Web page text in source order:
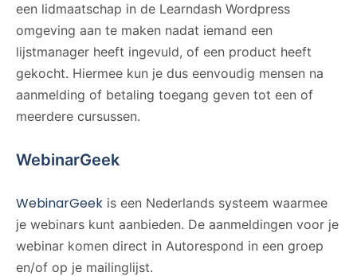
een lidmaatschap in de Learndash Wordpress
omgeving aan te maken nadat iemand een
lijstmanager heeft ingevuld, of een product heeft
gekocht. Hiermee kun je dus eenvoudig mensen na
aanmelding of betaling toegang geven tot een of
meerdere cursussen.
WebinarGeek
WebinarGeek is een Nederlands systeem waarmee
je webinars kunt aanbieden. De aanmeldingen voor je
webinar komen direct in Autorespond in een groep
en/of op je mailinglijst.